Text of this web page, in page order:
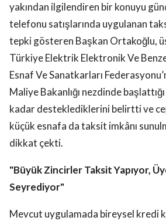
yakından ilgilendiren bir konuyu
telefonu satışlarında uygulanan
tepki gösteren Başkan Ortakoğlu,
Türkiye Elektrik Elektronik Ve
Esnaf Ve Sanatkarları
Maliye Bakanlığı nezdinde
kadar desteklediklerini belirtti ve
küçük esnafa da taksit imkânı
dikkat çekti.
"Büyük Zincirler Taksit Yapıyor,
Seyrediyor"
Mevcut uygulamada bireysel kredi